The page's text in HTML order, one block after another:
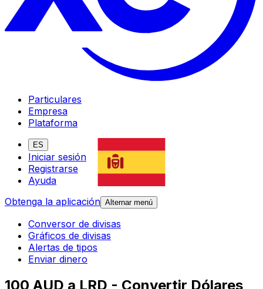
Particulares
Empresa
Plataforma
ES
Iniciar sesión
Registrarse
Ayuda
Obtenga la aplicación Alternar menú
Conversor de divisas
Gráficos de divisas
Alertas de tipos
Enviar dinero
100 AUD a LRD - Convertir Dólares